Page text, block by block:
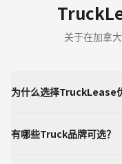
关于在加拿
为什么选择TruckLease
有哪些Truck品牌可选？